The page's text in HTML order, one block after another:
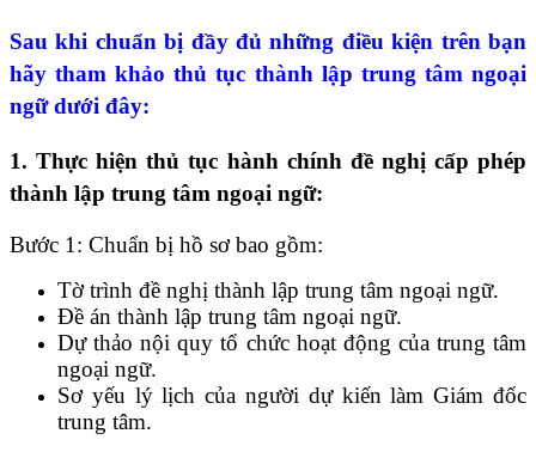
Sau khi chuẩn bị đầy đủ những điều kiện trên bạn
hãy tham khảo thủ tục thành lập trung tâm ngoại
ngữ dưới đây:
1. Thực hiện thủ tục hành chính đề nghị cấp phép
thành lập trung tâm ngoại ngữ:
Bước 1: Chuẩn bị hồ sơ bao gồm:
Tờ trình đề nghị thành lập trung tâm ngoại ngữ.
Đề án thành lập trung tâm ngoại ngữ.
Dự thảo nội quy tổ chức hoạt động của trung tâm
ngoại ngữ.
Sơ yếu lý lịch của người dự kiến làm Giám đốc
trung tâm.